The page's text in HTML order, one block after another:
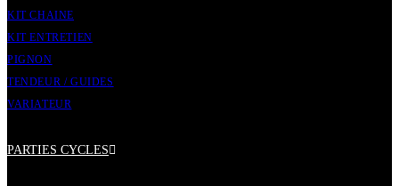
KIT CHAINE
KIT ENTRETIEN
PIGNON
TENDEUR / GUIDES
VARIATEUR
PARTIES CYCLES